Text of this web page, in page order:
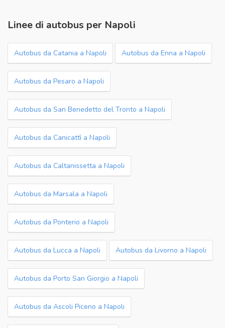
Linee di autobus per Napoli
Autobus da Catania a Napoli Autobus da Enna a Napoli
Autobus da Pesaro a Napoli
Autobus da San Benedetto del Tronto a Napoli
Autobus da Canicattì a Napoli
Autobus da Caltanissetta a Napoli
Autobus da Marsala a Napoli
Autobus da Ponterio a Napoli
Autobus da Lucca a Napoli Autobus da Livorno a Napoli
Autobus da Porto San Giorgio a Napoli
Autobus da Ascoli Piceno a Napoli